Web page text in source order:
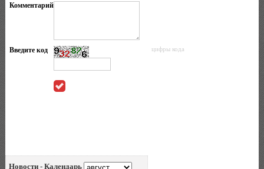
Комментарий
Введите код цифры кода
Новости - Календарь